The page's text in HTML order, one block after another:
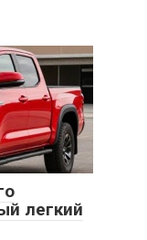
легкий